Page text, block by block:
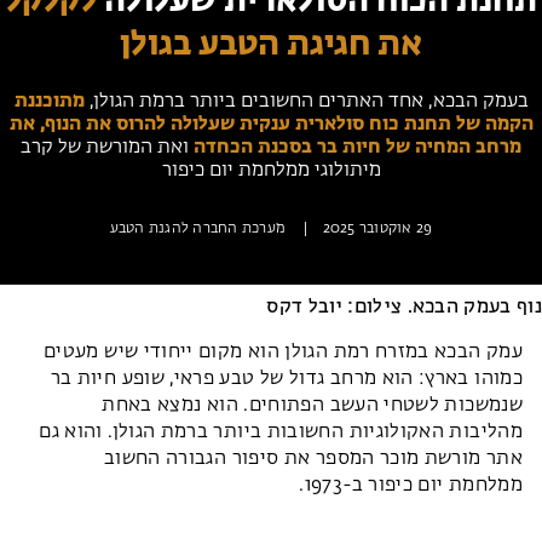
חופשות בבתי ספר שדה
ארץ אהבתי – קבוצות טיולים למבוגרים
את חגיגת הטבע בגולן
בעמק הבכא, אחד האתרים החשובים ביותר ברמת הגולן,מתוכננת
הקמה של תחנת כוח סולארית ענקית שעלולה להרוס את הנוף, את
מרחב המחיה של חיות בר בסכנת הכחדה ואת המורשת של קרב
מיתולוגי ממלחמת יום כיפור
29 אוקטובר 2025 מערכת החברה להגנת הטבע
נוף בעמק הבכא. צילום: יובל דקס
עמק הבכא במזרח רמת הגולן הוא מקום ייחודי שיש מעטים
כמוהו בארץ: הוא מרחב גדול של טבע פראי, שופע חיות בר
שנמשכות לשטחי העשב הפתוחים. הוא נמצא באחת
מהליבות האקולוגיות החשובות ביותר ברמת הגולן. והוא גם
אתר מורשת מוכר המספר את סיפור הגבורה החשוב
ממלחמת יום כיפור ב-1973.